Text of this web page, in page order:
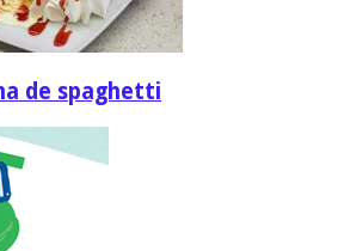
de spaghetti